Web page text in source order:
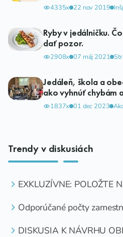
4335x 22 nov 2019
Ryby v jedálničku.
dať pozor.
2908x 07 máj 2021
Jedáleň, škola a
ako vyhnúť chybám
investičným
1837x 01 dec 2023
Trendy v diskusiách
EXKLUZÍVNE: POLOŽTE
Odporúčané počty
DISKUSIA K NÁVRHU